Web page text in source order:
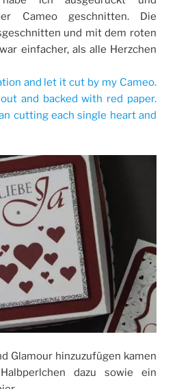
Cameo geschnitten. Die
und mit dem roten
einfacher, als alle Herzchen
and let it cut by my Cameo.
and backed with red paper.
cutting each single heart and
Glamour hinzuzufügen kamen
dazu sowie ein